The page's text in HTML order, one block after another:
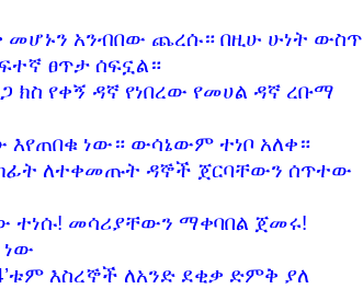
መሆኑን አንብበው ጨረሱ። በዚሁ ሁነት ውስጥ
ፀጥታ ሰፍኗል።
ክስ የቀኝ ዳኛ የነበረው የመሀል ዳኛ ረቡማ
ነው። ውሳኔውም ተነቦ አለቀ።
ለተቀመጡት ዳኞች ጀርባቸውን ሰጥተው
መሳሪያቸውን ማቀባበል ጀመሩ!
ነው
እስረኞች ለአንድ ደቂቃ ድምቅ ያለ